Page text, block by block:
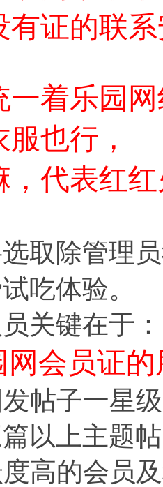
有证的联
一着乐园
也行，
，代表红
取除管理
吃体验。
关键在于：
网会员证
帖子一星
以上主题
高的会员